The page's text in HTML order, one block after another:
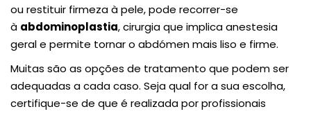
ou restituir firmeza à pele, pode recorrer-se
à abdominoplastia, cirurgia que implica anestesia
geral e permite tornar o abdómen mais liso e firme.
Muitas são as opções de tratamento que podem ser
adequadas a cada caso. Seja qual for a sua escolha,
certifique-se de que é realizada por profissionais